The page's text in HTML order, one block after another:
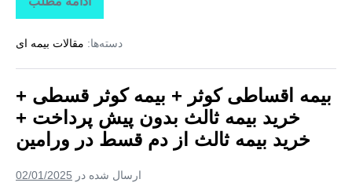
بیمه
اقساطی
+
کوثر
+
خرید
بیمه
ثالث
بدون
پرداخت
+
دسته‌ها: مقالات بیمه ای
بیمه اقساطی کوثر + بیمه کوثر قسطی +
خرید بیمه ثالث بدون پیش پرداخت +
خرید بیمه ثالث از دم قسط در ورامین
ارسال شده در 02/01/2025